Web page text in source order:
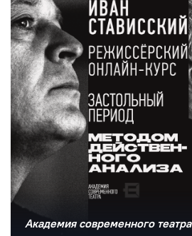
Академия современного театра